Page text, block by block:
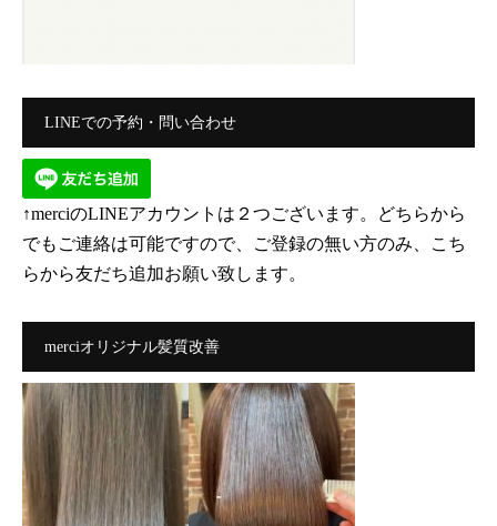
LINEでの予約・問い合わせ
↑merciのLINEアカウントは２つございます。どちらから
でもご連絡は可能ですので、ご登録の無い方のみ、こち
らから友だち追加お願い致します。
merciオリジナル髪質改善